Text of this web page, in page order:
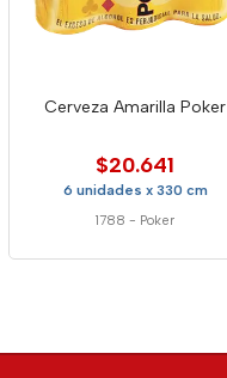
Cerveza Amarilla Poker
$20.641
6 unidades x 330 cm
1788 - Poker